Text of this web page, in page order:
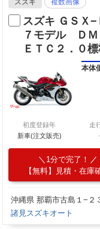
スズキ ＧＳＸ
７モデル Ｄ
ＥＴＣ２．０
本体
初度登録年
新車(注文販売)
走
1分で完了！
【無料】見積・在庫
沖縄県 那覇市古島１−
諸見スズキオート